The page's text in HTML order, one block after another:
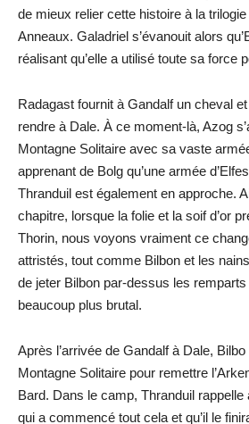
de mieux relier cette histoire à la
Anneaux. Galadriel s’évanouit alors
réalisant qu’elle a utilisé toute sa force
Radagast fournit à Gandalf un cheval
rendre à Dale. À ce moment-là, Azog
Montagne Solitaire avec sa vaste
apprenant de Bolg qu’une armée
Thranduil est également en approche.
chapitre, lorsque la folie et la soif d’or
Thorin, nous voyons vraiment ce
attristés, tout comme Bilbon et les
de jeter Bilbon par-dessus les remparts
beaucoup plus brutal.
Après l’arrivée de Gandalf à Dale,
Montagne Solitaire pour remettre
Bard. Dans le camp, Thranduil rappelle
qui a commencé tout cela et qu’il le